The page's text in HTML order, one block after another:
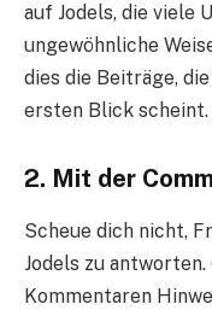
auf Jodels, die viele
ungewöhnliche
dies die Beiträge,
ersten Blick scheint.
2. Mit der
Scheue dich nicht,
Jodels zu
Kommentaren